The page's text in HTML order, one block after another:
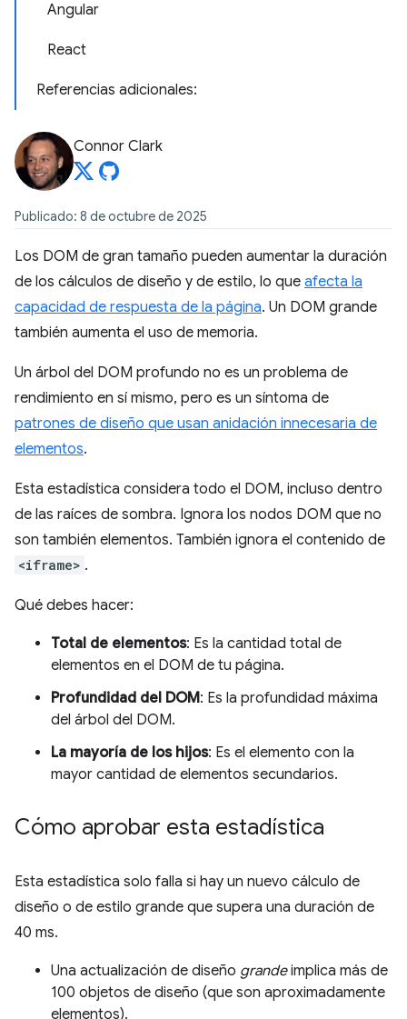
Angular
React
Referencias adicionales:
Connor Clark
Publicado: 8 de octubre de 2025
Los DOM de gran tamaño pueden aumentar la duración
de los cálculos de diseño y de estilo, lo que afecta la
capacidad de respuesta de la página. Un DOM grande
también aumenta el uso de memoria.
Un árbol del DOM profundo no es un problema de
rendimiento en sí mismo, pero es un síntoma de
patrones de diseño que usan anidación innecesaria de
elementos.
Esta estadística considera todo el DOM, incluso dentro
de las raíces de sombra. Ignora los nodos DOM que no
son también elementos. También ignora el contenido de
<iframe> .
Qué debes hacer:
Total de elementos: Es la cantidad total de
elementos en el DOM de tu página.
Profundidad del DOM: Es la profundidad máxima
del árbol del DOM.
La mayoría de los hijos: Es el elemento con la
mayor cantidad de elementos secundarios.
Cómo aprobar esta estadística
Esta estadística solo falla si hay un nuevo cálculo de
diseño o de estilo grande que supera una duración de
40 ms.
Una actualización de diseño grandeimplica más de
100 objetos de diseño (que son aproximadamente
elementos).